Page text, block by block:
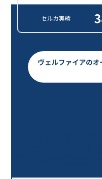
セルカ実績
ヴェルファイアの